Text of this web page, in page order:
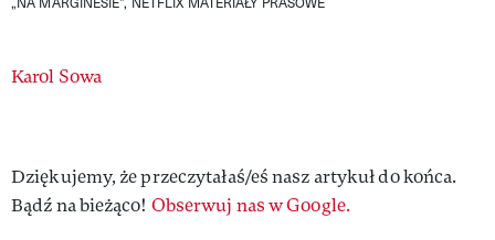
Authors
Karol Sowa
Dziękujemy, że przeczytałaś/eś nasz artykuł do końca.
Bądź na bieżąco! Obserwuj nas w Google.